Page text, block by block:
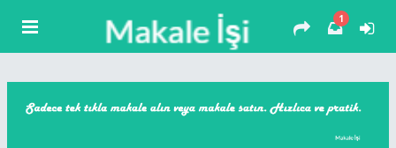
1